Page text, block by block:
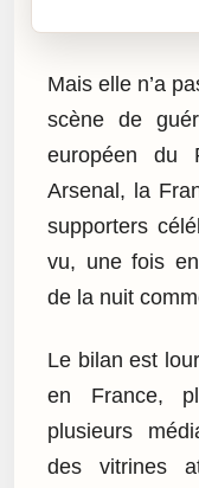
Mais elle n’a
scène de
européen du
Arsenal, la
supporters
vu, une fois
de la nuit
Le bilan est
en France,
plusieurs
des vitrines